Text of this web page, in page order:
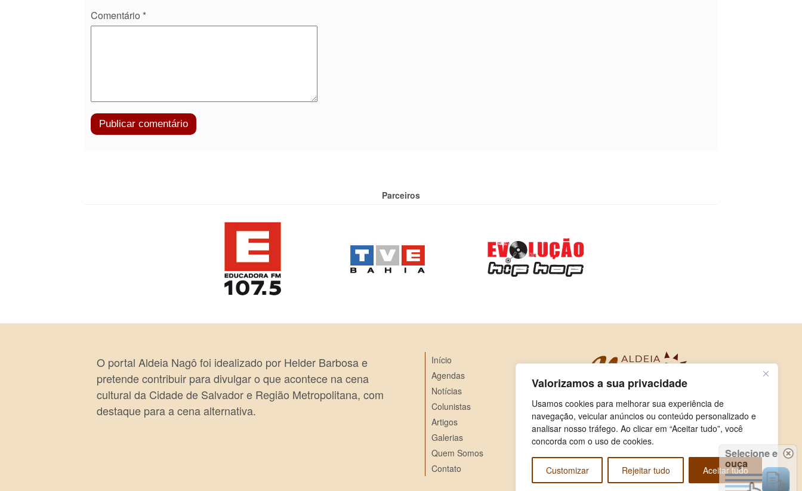
Valorizamos a sua privacidade
Usamos cookies para melhorar sua experiência de
navegação, veicular anúncios ou conteúdo personalizado e
analisar nosso tráfego. Ao clicar em “Aceitar tudo”, você
concorda com o uso de cookies.
Customizar Rejeitar tudo Aceitar tudo
Comentário *
Parceiros
O portal Aldeia Nagô foi idealizado por Helder Barbosa e
pretende contribuir para divulgar o que acontece na cena
cultural da Cidade de Salvador e Região Metropolitana, com
destaque para a cena alternativa.
Início
Agendas
Notícias
Colunistas
Artigos
Galerias
Quem Somos
Contato
Selecione e
ouça